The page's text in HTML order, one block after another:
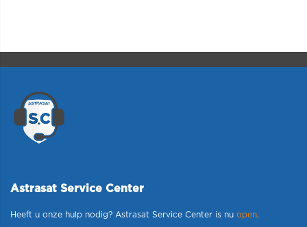
Astrasat Service Center
Heeft u onze hulp nodig? Astrasat Service Center is nu open.